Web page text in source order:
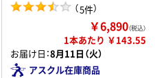
（5件）
￥6,890（税込）
1本あたり ￥143.55
お届け日：8月11日（火）
アスクル在庫商品